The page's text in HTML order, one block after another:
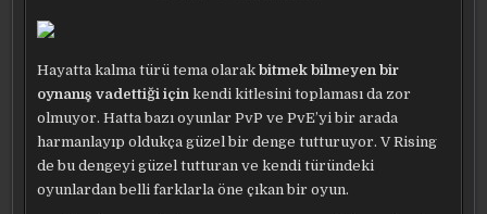
Hayatta kalma türü tema olarakbitmek bilmeyen bir
oynanış vadettiği için kendi kitlesini toplaması da zor
olmuyor. Hatta bazı oyunlar PvP ve PvE’yi bir arada
harmanlayıp oldukça güzel bir denge tutturuyor. V Rising
de bu dengeyi güzel tutturan ve kendi türündeki
oyunlardan belli farklarla öne çıkan bir oyun.